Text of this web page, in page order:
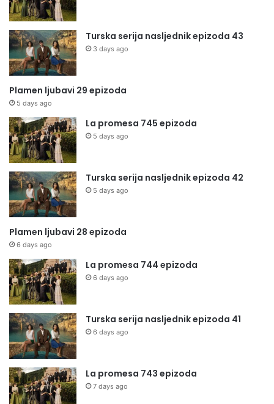
Turska serija nasljednik epizoda 43
3 days ago
Plamen ljubavi 29 epizoda
5 days ago
La promesa 745 epizoda
5 days ago
Turska serija nasljednik epizoda 42
5 days ago
Plamen ljubavi 28 epizoda
6 days ago
La promesa 744 epizoda
6 days ago
Turska serija nasljednik epizoda 41
6 days ago
La promesa 743 epizoda
7 days ago